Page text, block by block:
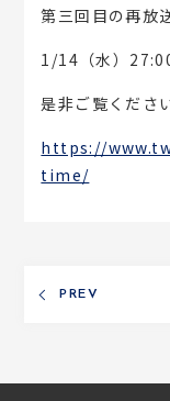
第三回目の再放
1/14（水）
是非ご覧くださ
https://
time/
PREV